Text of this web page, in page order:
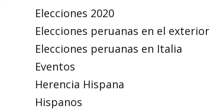
Elecciones 2020
Elecciones peruanas en el exterior
Elecciones peruanas en Italia
Eventos
Herencia Hispana
Hispanos